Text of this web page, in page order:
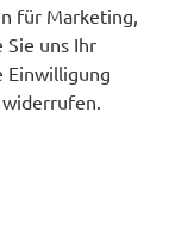
für Marketing,
Sie uns Ihr
Einwilligung